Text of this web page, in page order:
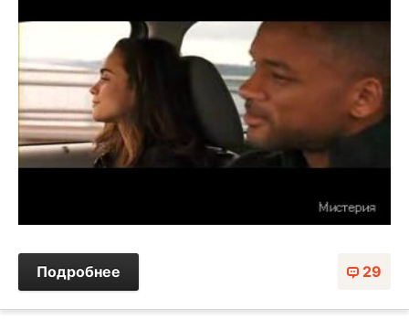
29
Подробнее